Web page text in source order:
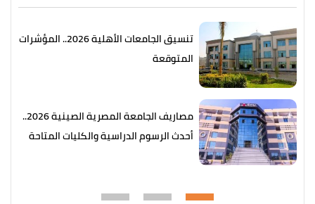
تنسيق الجامعات الأهلية 2026.. المؤشرات
المتوقعة
مصاريف الجامعة المصرية الصينية 2026..
أحدث الرسوم الدراسية والكليات المتاحة